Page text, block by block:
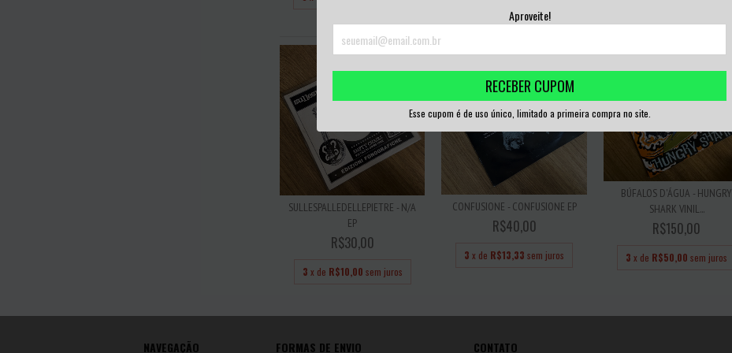
Aproveite!
RECEBER CUPOM
Esse cupom é de uso único, limitado a primeira compra no site.
SULLESPALLEDELLEPIETRE - N/A
EP
R$30,00
3 x de R$10,00 sem juros
CONFUSIONE - CONFUSIONE EP
R$40,00
3 x de R$13,33 sem juros
BÚFALOS D'ÁGUA - HUNGRY
SHARK VINIL...
R$150,00
3 x de R$50,00 sem juros
NAVEGAÇÃO FORMAS DE ENVIO CONTATO